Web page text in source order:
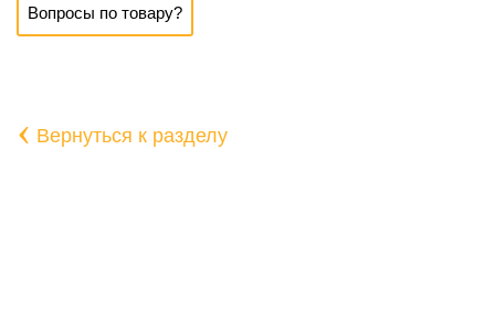
Вопросы по товару?
‹ Вернуться к разделу